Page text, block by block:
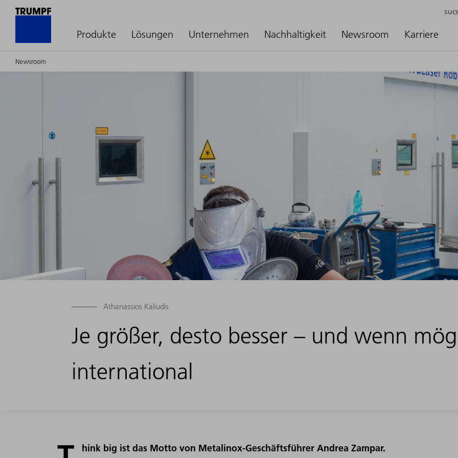
Produkte Lösungen Unternehmen Nachhaltigkeit Newsroom Karriere
Newsroom
Athanassios Kaliudis
Je größer, desto besser – und wenn
international
hink big ist das Motto von Metalinox-Geschäftsführer Andrea Zampar.